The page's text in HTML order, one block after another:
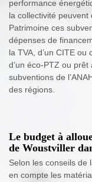
performance
la collectivité
Patrimoine ces
dépenses de
la TVA, d’un CITE ou
d’un éco-PTZ ou
subventions de
des régions.
Le budget à
de Woustviller
Selon les conseils de
en compte les